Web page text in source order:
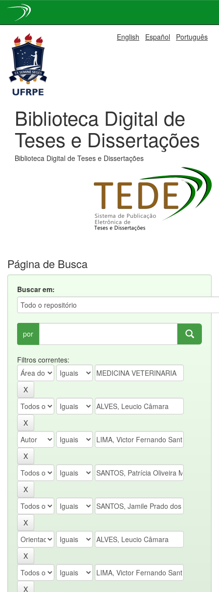
navigation
English Español Português
Biblioteca Digital de
Teses e Dissertações
Biblioteca Digital de Teses e Dissertações
Página de Busca
Buscar em:
por
Filtros correntes: